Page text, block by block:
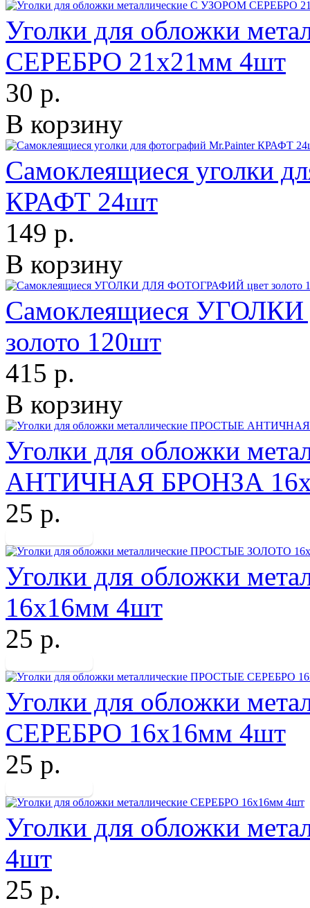
Уголки для обложки
СЕРЕБРО 21х21мм 4шт
30 р.
В корзину
Самоклеящиеся уголки
КРАФТ 24шт
149 р.
В корзину
Самоклеящиеся
золото 120шт
415 р.
В корзину
Уголки для обложки
АНТИЧНАЯ БРОНЗА
25 р.
Уголки для обложки
16х16мм 4шт
25 р.
Уголки для обложки
СЕРЕБРО 16х16мм 4шт
25 р.
Уголки для обложки
4шт
25 р.